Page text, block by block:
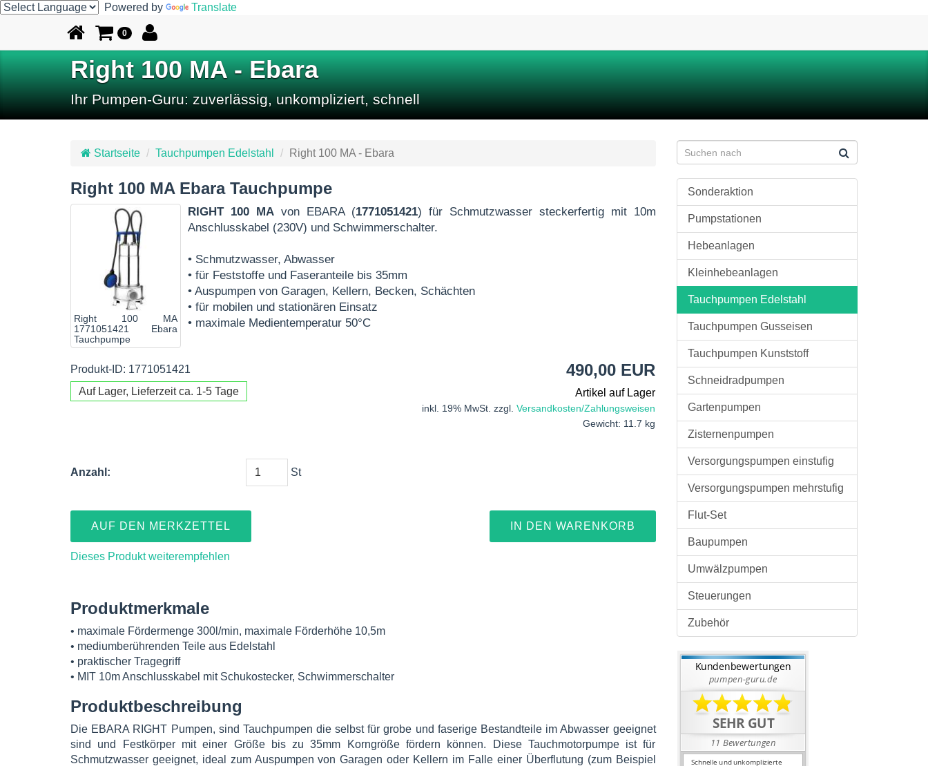
Powered by Translate
0
Right 100 MA - Ebara
Ihr Pumpen-Guru: zuverlässig, unkompliziert, schnell
Startseite Tauchpumpen Edelstahl Right 100 MA - Ebara
Right 100 MA Ebara Tauchpumpe
Right 100 MA
1771051421 Ebara
Tauchpumpe
RIGHT 100 MAvon EBARA (1771051421) für Schmutzwasser steckerfertig mit 10m
Anschlusskabel (230V) und Schwimmerschalter.
• Schmutzwasser, Abwasser
• für Feststoffe und Faseranteile bis 35mm
• Auspumpen von Garagen, Kellern, Becken, Schächten
• für mobilen und stationären Einsatz
• maximale Medientemperatur 50°C
Produkt-ID: 1771051421
Auf Lager, Lieferzeit ca. 1-5 Tage
490,00 EUR
Artikel auf Lager
inkl. 19% MwSt. zzgl.Versandkosten/Zahlungsweisen
Gewicht: 11.7 kg
Anzahl: St
IN DEN WARENKORB
AUF DEN MERKZETTEL
Dieses Produkt weiterempfehlen
Produktmerkmale
• maximale Fördermenge 300l/min, maximale Förderhöhe 10,5m
• mediumberührenden Teile aus Edelstahl
• praktischer Tragegriff
• MIT 10m Anschlusskabel mit Schukostecker, Schwimmerschalter
Produktbeschreibung
Die EBARA RIGHT Pumpen, sind Tauchpumpen die selbst für grobe und faserige Bestandteile im Abwasser geeignet
sind und Festkörper mit einer Größe bis zu 35mm Korngröße fördern können. Diese Tauchmotorpumpe ist für
Schmutzwasser geeignet, ideal zum Auspumpen von Garagen oder Kellern im Falle einer Überflutung (zum Beispiel
Sonderaktion
Pumpstationen
Hebeanlagen
Kleinhebeanlagen
Tauchpumpen Edelstahl
Tauchpumpen Gusseisen
Tauchpumpen Kunststoff
Schneidradpumpen
Gartenpumpen
Zisternenpumpen
Versorgungspumpen einstufig
Versorgungspumpen mehrstufig
Flut-Set
Baupumpen
Umwälzpumpen
Steuerungen
Zubehör